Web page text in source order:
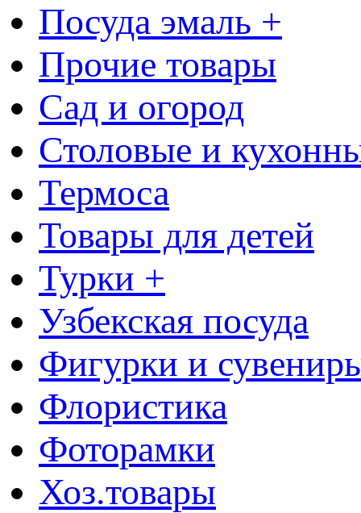
Посуда эмаль +
Прочие товары
Сад и огород
Столовые и
Термоса
Товары для детей
Турки +
Узбекская посуда
Фигурки и
Флористика
Фоторамки
Хоз.товары